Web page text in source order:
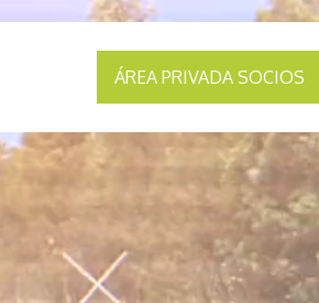
ÁREA PRIVADA SOCIOS